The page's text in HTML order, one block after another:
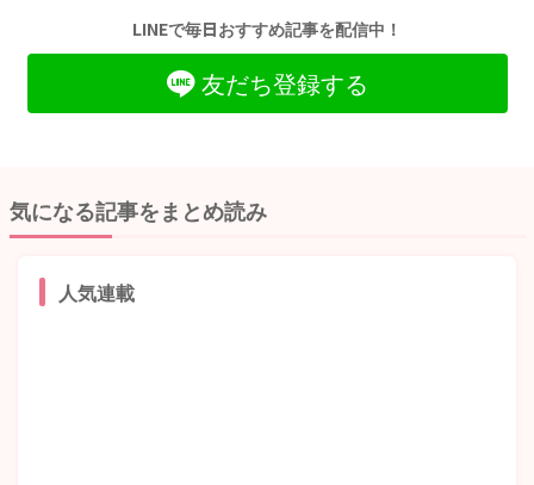
LINEで毎日おすすめ記事を配信中！
友だち登録する
気になる記事をまとめ読み
人気連載